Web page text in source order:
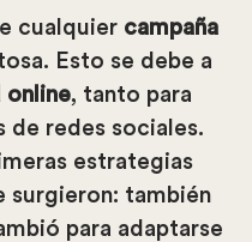
cualquier campaña
Esto se debe a
online, tanto para
redes sociales.
estrategias
surgieron: también
para adaptarse